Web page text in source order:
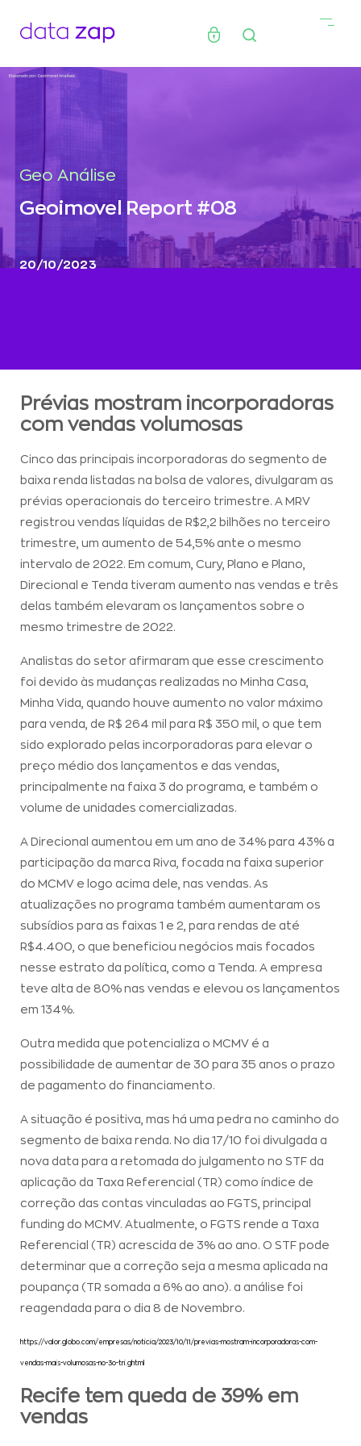
Geo Análise
Geoimovel Report #08
20/10/2023
Prévias mostram incorporadoras
com vendas volumosas
Cinco das principais incorporadoras do segmento de
baixa renda listadas na bolsa de valores, divulgaram as
prévias operacionais do terceiro trimestre. A MRV
registrou vendas líquidas de R$2,2 bilhões no terceiro
trimestre, um aumento de 54,5% ante o mesmo
intervalo de 2022. Em comum, Cury, Plano e Plano,
Direcional e Tenda tiveram aumento nas vendas e três
delas também elevaram os lançamentos sobre o
mesmo trimestre de 2022.
Analistas do setor afirmaram que esse crescimento
foi devido às mudanças realizadas no Minha Casa,
Minha Vida, quando houve aumento no valor máximo
para venda, de R$ 264 mil para R$ 350 mil, o que tem
sido explorado pelas incorporadoras para elevar o
preço médio dos lançamentos e das vendas,
principalmente na faixa 3 do programa, e também o
volume de unidades comercializadas.
A Direcional aumentou em um ano de 34% para 43% a
participação da marca Riva, focada na faixa superior
do MCMV e logo acima dele, nas vendas. As
atualizações no programa também aumentaram os
subsídios para as faixas 1 e 2, para rendas de até
R$4.400, o que beneficiou negócios mais focados
nesse estrato da política, como a Tenda. A empresa
teve alta de 80% nas vendas e elevou os lançamentos
em 134%.
Outra medida que potencializa o MCMV é a
possibilidade de aumentar de 30 para 35 anos o prazo
de pagamento do financiamento.
A situação é positiva, mas há uma pedra no caminho do
segmento de baixa renda. No dia 17/10 foi divulgada a
nova data para a retomada do julgamento no STF da
aplicação da Taxa Referencial (TR) como índice de
correção das contas vinculadas ao FGTS, principal
funding do MCMV. Atualmente, o FGTS rende a Taxa
Referencial (TR) acrescida de 3% ao ano. O STF pode
determinar que a correção seja a mesma aplicada na
poupança (TR somada a 6% ao ano). a análise foi
reagendada para o dia 8 de Novembro.
https://valor.globo.com/empresas/noticia/2023/10/11/previas-mostram-incorporadoras-com-
vendas-mais-volumosas-no-3o-tri.ghtml
Recife tem queda de 39% em
vendas